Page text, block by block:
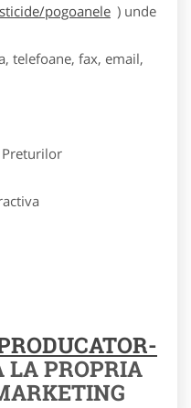
pogoanele ) unde
telefoane, fax, email,
Preturilor
LA PROPRIA